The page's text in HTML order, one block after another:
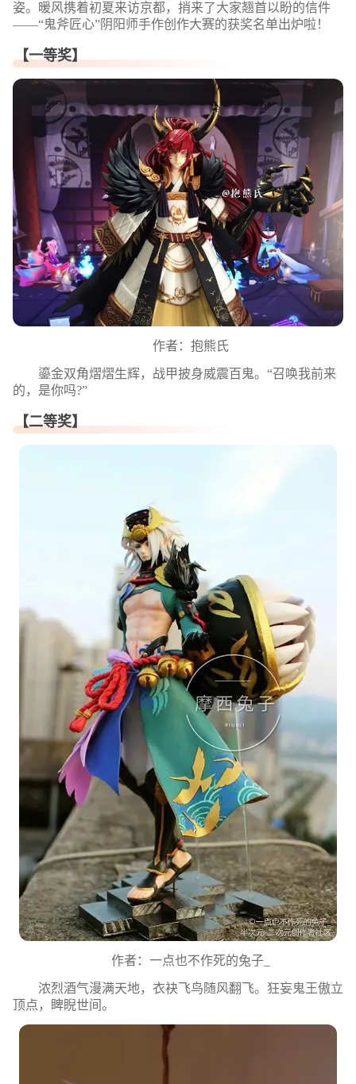
姿。暖风携着初夏来访京都，捎来了大家翘首以盼的信件
——“鬼斧匠心”阴阳师手作创作大赛的获奖名单出炉啦！
【一等奖】
作者：抱熊氏
鎏金双角熠熠生辉，战甲披身威震百鬼。“召唤我前来
的，是你吗?”
【二等奖】
作者：一点也不作死的兔子_
浓烈酒气漫满天地，衣袂飞鸟随风翻飞。狂妄鬼王傲立
顶点，睥睨世间。